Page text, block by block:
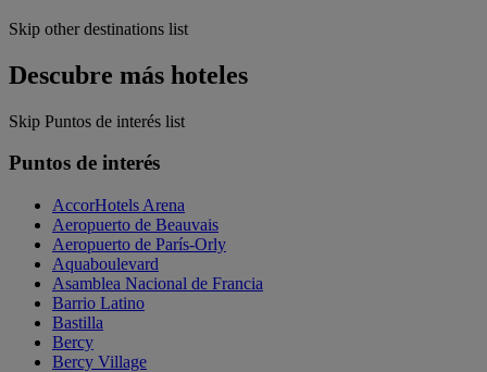
Skip other destinations list
Descubre más hoteles
Skip Puntos de interés list
Puntos de interés
AccorHotels Arena
Aeropuerto de Beauvais
Aeropuerto de París-Orly
Aquaboulevard
Asamblea Nacional de Francia
Barrio Latino
Bastilla
Bercy
Bercy Village